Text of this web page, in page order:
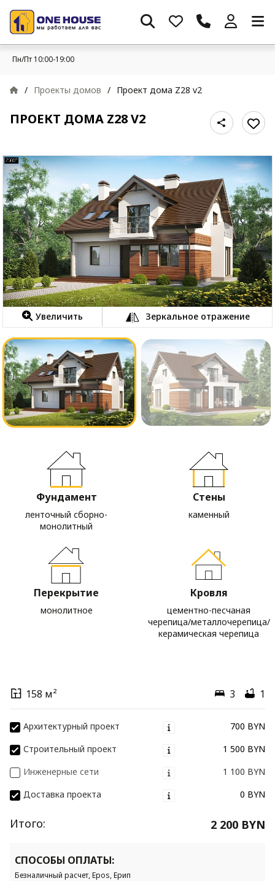
Пн/Пт 10:00-19:00
/ Проекты домов / Проект дома Z28 v2
ПРОЕКТ ДОМА Z28 V2
Увеличить Зеркальное отражение
Фундамент
ленточный сборно-
монолитный
Стены
каменный
Перекрытие
монолитное
Кровля
цементно-песчаная
черепица/металлочерепица/
керамическая черепица
158 м² 3 1
Архитектурный проект
700 BYN
Строительный проект
1 500 BYN
Инженерные сети
1 100 BYN
Доставка проекта
0 BYN
Итого: 2 200 BYN
СПОСОБЫ ОПЛАТЫ:
Безналичный расчет, Epos, Ерип